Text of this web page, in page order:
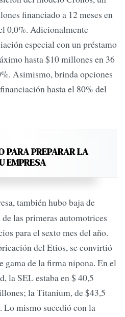
financiado a 12 meses en
0,0%. Adicionalmente
especial con un préstamo
hasta $10 millones en 36
Asimismo, brinda opciones
hasta el 80% del
PARA PREPARAR LA
EMPRESA
también hubo baja de
las primeras automotrices
para el sexto mes del año.
del Etios, se convirtió
gama de la firma nipona. En el
la SEL estaba en $ 40,5
la Titanium, de $43,5
mismo sucedió con la